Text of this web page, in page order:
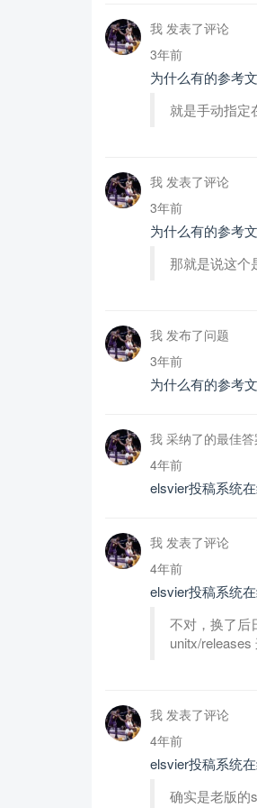
我 发表了评论
3年前
为什么有的参考
就是手动指定
我 发表了评论
3年前
为什么有的参考
那就是说这个
我 发布了问题
3年前
为什么有的参考
我 采纳了的最佳答
4年前
elsvier投稿系统
我 发表了评论
4年前
elsvier投稿系统
不对，换了后
unitx/
我 发表了评论
4年前
elsvier投稿系统
确实是老版的